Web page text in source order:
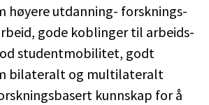
høyere utdanning- forsknings-
gode koblinger til arbeids-
studentmobilitet, godt
bilateralt og multilateralt
kunnskap for å